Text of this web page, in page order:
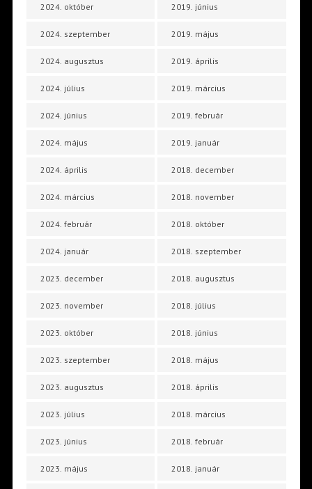
2024. október
2024. szeptember
2024. augusztus
2024. július
2024. június
2024. május
2024. április
2024. március
2024. február
2024. január
2023. december
2023. november
2023. október
2023. szeptember
2023. augusztus
2023. július
2023. június
2023. május
2019. június
2019. május
2019. április
2019. március
2019. február
2019. január
2018. december
2018. november
2018. október
2018. szeptember
2018. augusztus
2018. július
2018. június
2018. május
2018. április
2018. március
2018. február
2018. január